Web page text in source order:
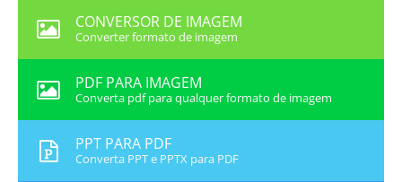
CONVERSOR DE IMAGEM
Converter formato de imagem
PDF PARA IMAGEM
Converta pdf para qualquer formato de imagem
PPT PARA PDF
Converta PPT e PPTX para PDF